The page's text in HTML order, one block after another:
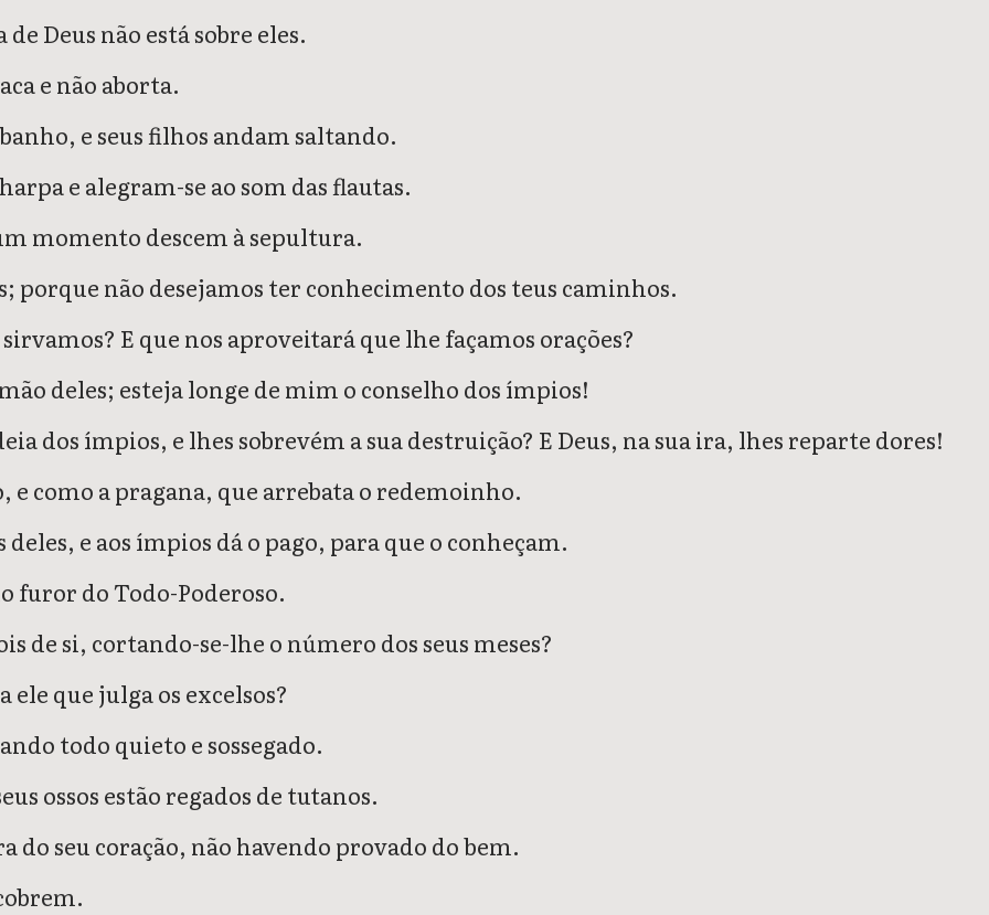
Deus não está sobre eles.
e não aborta.
e seus filhos andam saltando.
e alegram-se ao som das flautas.
momento descem à sepultura.
porque não desejamos ter conhecimento dos teus caminhos.
E que nos aproveitará que lhe façamos orações?
deles; esteja longe de mim o conselho dos ímpios!
dos ímpios, e lhes sobrevém a sua destruição? E Deus, na sua ira, lhes reparte dores!
e como a pragana, que arrebata o redemoinho.
e aos ímpios dá o pago, para que o conheçam.
furor do Todo-Poderoso.
de si, cortando-se-lhe o número dos seus meses?
que julga os excelsos?
todo quieto e sossegado.
ossos estão regados de tutanos.
seu coração, não havendo provado do bem.